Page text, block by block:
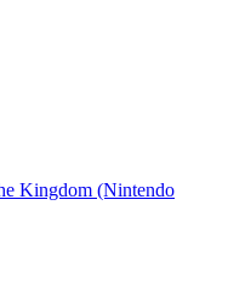
Kingdom (Nintendo